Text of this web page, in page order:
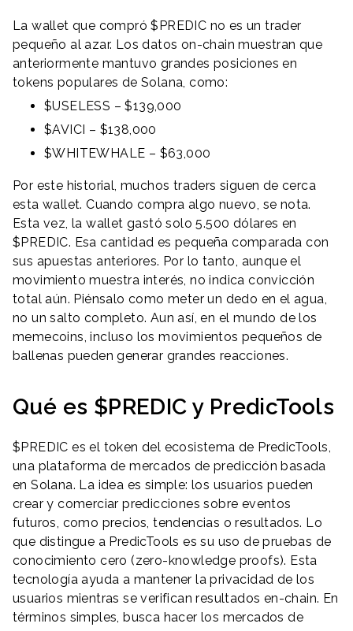
La wallet que compró $PREDIC no es un trader
pequeño al azar. Los datos on-chain muestran que
anteriormente mantuvo grandes posiciones en
tokens populares de Solana, como:
$USELESS – $139,000
$AVICI – $138,000
$WHITEWHALE – $63,000
Por este historial, muchos traders siguen de cerca
esta wallet. Cuando compra algo nuevo, se nota.
Esta vez, la wallet gastó solo 5.500 dólares en
$PREDIC. Esa cantidad es pequeña comparada con
sus apuestas anteriores. Por lo tanto, aunque el
movimiento muestra interés, no indica convicción
total aún. Piénsalo como meter un dedo en el agua,
no un salto completo. Aun así, en el mundo de los
memecoins, incluso los movimientos pequeños de
ballenas pueden generar grandes reacciones.
Qué es $PREDIC y PredicTools
$PREDIC es el token del ecosistema de PredicTools,
una plataforma de mercados de predicción basada
en Solana. La idea es simple: los usuarios pueden
crear y comerciar predicciones sobre eventos
futuros, como precios, tendencias o resultados. Lo
que distingue a PredicTools es su uso de pruebas de
conocimiento cero (zero-knowledge proofs). Esta
tecnología ayuda a mantener la privacidad de los
usuarios mientras se verifican resultados en-chain. En
términos simples, busca hacer los mercados de